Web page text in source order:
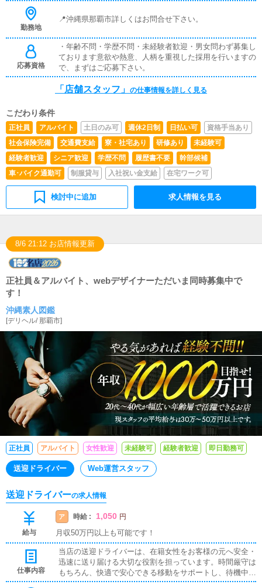
一です！・キャストの出勤スケジュール管理キャストの方
す。・サイトの更新簡単なサイト更新作業があります。先
輩スタッフが丁寧に教えてくれます。・備品の買い出し足
りなくなった備品などを百均やドン・キホーテなどへ買い
出しに行ったりもします。・事務所の掃除スタッフみんな
で業務の合間で掃除をしたりもします。色々な業務があり
ますが1人で全部こなすわけではなく、スタッフみんなで
勤務地
📍沖縄県那覇市詳しくはお問合せ下さい。
応募資格
・年齢不問・学歴不問・未経験者歓迎・男女問わず募集し
ております意欲や熱意、人柄を重視した採用を行いますの
で、まずはご応募下さい。
「店舗スタッフ」 の仕事情報を詳しく見る
こだわり条件
正社員 アルバイト 土日のみ可 週休2日制 日払い可
資格手当あり
社会保険完備
交通費支給 寮・社宅あり 研修あり
未経験可
経験者歓迎
シニア歓迎 学歴不問 履歴書不要
幹部候補
車･バイク通勤可
制服貸与 入社祝い金支給 在宅ワーク可
検討中に追加 求人情報を見る
8/6 21:12 お店情報更新
正社員＆アルバイト、webデザイナーただいま同時募集中で
す！
沖縄素人図鑑
[デリヘル/那覇市]
正社員 アルバイト 女性歓迎 未経験可 経験者歓迎 即日勤務可
送迎ドライバー Web運営スタッフ
送迎ドライバーの求人情報
給与
ア 時給 : 1,050 円
月収50万円以上も可能です！
仕事内容
当店の送迎ドライバーは、在籍女性をお客様の元へ安全・
迅速に送り届ける大切な役割を担っています。時間厳守は
もちろん、快適で安心できる移動をサポートし、待機中も
丁寧な対応と臨機応変な判断力が求められます。女性スタ